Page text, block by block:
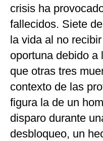
crisis ha
fallecidos. Siete
la vida al no
oportuna debido a
que otras tres
contexto de las
figura la de un
disparo durante
desbloqueo, un